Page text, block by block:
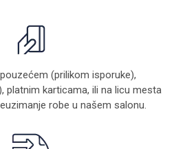
(prilikom isporuke),
platnim karticama, ili na licu mesta
robe u našem salonu.